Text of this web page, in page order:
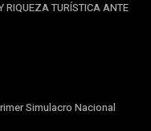
RIQUEZA TURÍSTICA ANTE
Simulacro Nacional